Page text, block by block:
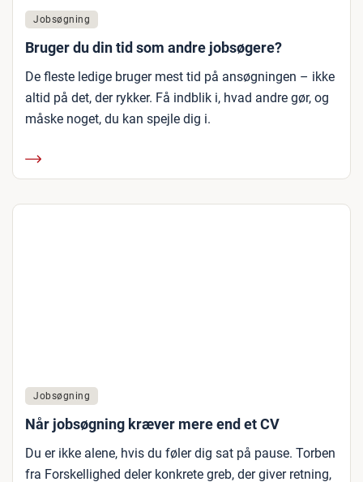
Jobsøgning
Bruger du din tid som andre jobsøgere?
De fleste ledige bruger mest tid på ansøgningen – ikke
altid på det, der rykker. Få indblik i, hvad andre gør, og
måske noget, du kan spejle dig i.
Jobsøgning
Når jobsøgning kræver mere end et CV
Du er ikke alene, hvis du føler dig sat på pause. Torben
fra Forskellighed deler konkrete greb, der giver retning,